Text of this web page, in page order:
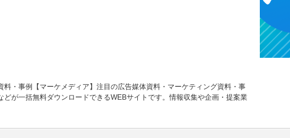
・事例【マーケメディア】注目の広告媒体資料・マーケティング資料・事
が一括無料ダウンロードできるWEBサイトです。情報収集や企画・提案業